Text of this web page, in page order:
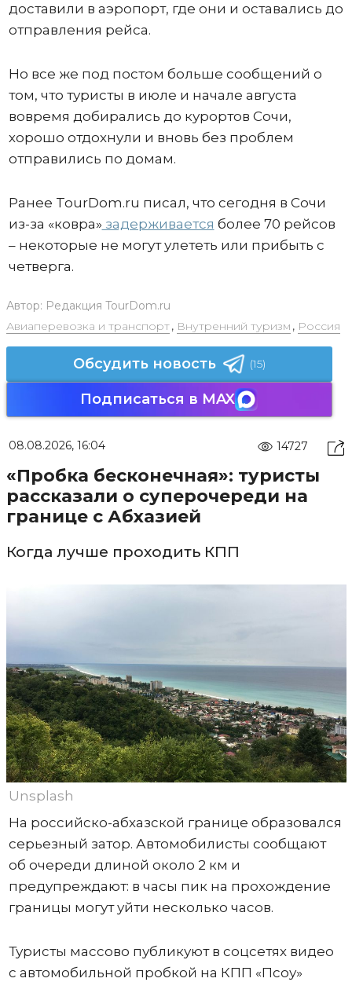
доставили в аэропорт, где они и оставались до
отправления рейса.
Но все же под постом больше сообщений о
том, что туристы в июле и начале августа
вовремя добирались до курортов Сочи,
хорошо отдохнули и вновь без проблем
отправились по домам.
Ранее TourDom.ru писал, что сегодня в Сочи
из-за «ковра» задерживается более 70 рейсов
– некоторые не могут улететь или прибыть с
четверга.
Автор: Редакция TourDom.ru
Авиаперевозка и транспорт, Внутренний туризм , Россия
Обсудить новость (15)
Подписаться в MAX
08.08.2026, 16:04 14727
«Пробка бесконечная»: туристы
рассказали о суперочереди на
границе с Абхазией
Когда лучше проходить КПП
Unsplash
На российско-абхазской границе образовался
серьезный затор. Автомобилисты сообщают
об очереди длиной около 2 км и
предупреждают: в часы пик на прохождение
границы могут уйти несколько часов.
Туристы массово публикуют в соцсетях видео
с автомобильной пробкой на КПП «Псоу»